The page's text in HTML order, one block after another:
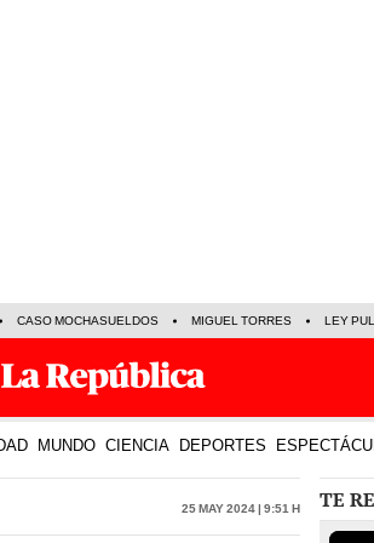
CASO MOCHASUELDOS MIGUEL TORRES LEY
MUNDO CIENCIA DEPORTES
25 May 2024 | 9:51 h TE